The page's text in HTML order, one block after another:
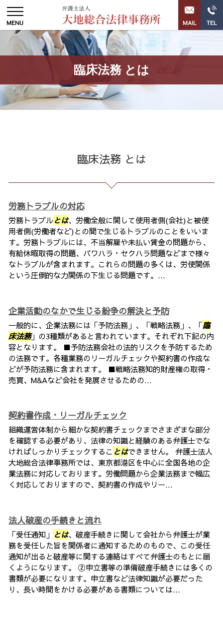
臨床法務 とは
臨床法務 とは
労務トラブルの対応
労務トラブルとは、労働全般に関して使用者側(会社)と被使
用者側(労働者など)との間で生じるトラブルのことをいいま
す。労務トラブルには、不当解雇や未払い賃金の問題から、
有給休暇取得の問題、パワハラ・セクハラ問題などまで様々
なトラブルが含まれます。これらの問題の多くは、労使関係
という圧倒的な力関係の下生じる問題です。...
企業活動のなかで生じる紛争の解決と予防
一般的に、企業法務には「予防法務」、「戦略法務」、「臨
床法務」の3種類があると言われています。それぞれ下記の内
容となります。 ■予防法務会社の法的リスクを予防するため
の法務です。各種業務のリーガルチェックや契約書の作成な
どが予防法務に含まれます。 ■戦略法務知的財産権の取得・
売買、M&Aなど会社を発展させるための...
契約書作成・リーガルチェック
組織運営体制から細かな契約書チェックまでさまざまな部分
を確認する必要があり、法律の知識と経験のある弁護士でな
ければしっかりチェックするこ とはできません。 弁護士法人
大地総合法律事務所では、東京都港区を中心に全国各地の企
業法務に対応しております。労働問題から企業法務まで幅広
く対応しておりますので、契約書の作成やリー...
法人破産の手続きと流れ
「受任通知」 とは、破産手続きに関して会社から弁護士が業
務を受任した旨を関係者に通知するためのもので、この受任
通知が出ると破産等に関する連絡はすべて弁護士のもとに届
くようになります。 ②申立書等の準備破産手続きには多くの
書類が必要になります。申立書など法律知識が必要だった
り、長い時間をかける必要がある書類については...